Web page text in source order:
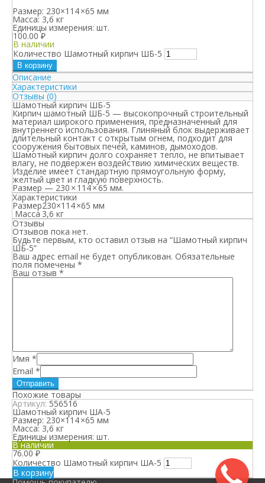
Размер: 230×114 ×65 мм
Масса: 3,6 кг
Единицы измерения: шт.
100.00₽
В наличии
Количество Шамотный кирпич ШБ-5
В корзину
Описание
Характеристики
Отзывы (0)
Шамотный кирпич ШБ-5
Кирпич шамотный ШБ-5 — высокопрочный строительный
материал широкого применения, предназначенный для
внутреннего использования. Глиняный блок выдерживает
длительный контакт с открытым огнем, подходит для
сооружения бытовых печей, каминов, дымоходов.
Шамотный кирпич долго сохраняет тепло, не впитывает
влагу, не подвержен воздействию химических веществ.
Изделие имеет стандартную прямоугольную форму,
желтый цвет и гладкую поверхность.
Размер — 230 × 114 × 65 мм.
Характеристики
Размер230×114 ×65 мм
Масса 3,6 кг
Отзывы
Отзывов пока нет.
Будьте первым, кто оставил отзыв на “Шамотный кирпич
ШБ-5”
Ваш адрес email не будет опубликован. Обязательные
поля помечены *
Ваш отзыв *
Имя *
Email *
Похожие товары
Артикул:556516
Шамотный кирпич ША-5
Размер: 230×114 ×65 мм
Масса: 3,6 кг
Единицы измерения: шт.
В наличии
76.00₽
Количество Шамотный кирпич ША-5
В корзину